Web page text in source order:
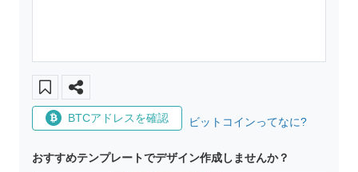
BTCアドレスを確認 ビットコインってなに?
おすすめテンプレートでデザイン作成しませんか？